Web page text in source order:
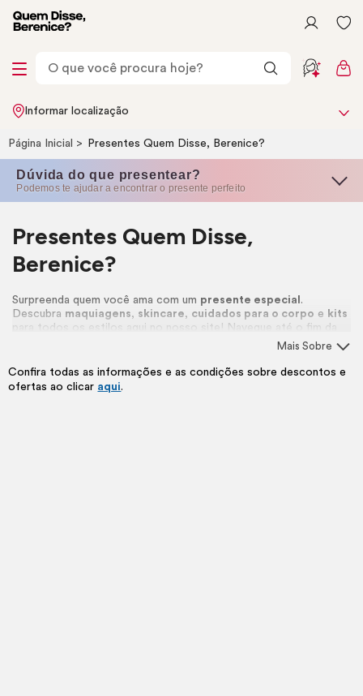
Informar localização
Página Inicial Presentes Quem Disse, Berenice?
Dúvida do que presentear?
Podemos te ajudar a encontrar o presente perfeito
Presentes Quem Disse,
Berenice?
Surpreenda quem você ama com um presente especial .
Descubra maquiagens, skincare, cuidados para o corpo e kits
para todos os estilos aqui no nosso site! Navegue até o fim da
página e confira um passo a passo completo para garantir uma
Mais Sobre
Confira todas as informações e as condições sobre descontos e
ofertas ao clicar aqui.